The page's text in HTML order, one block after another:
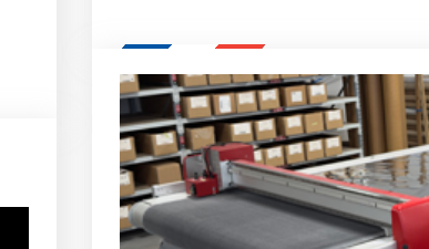
parechoc arrière, en passant par le toit.)
Multipliez ce résultat par 3.
Le covering peut s'enlever à tout
Le covering revient moins cher
Quel covering choisir pour une voiture
covering 3D
calculateur